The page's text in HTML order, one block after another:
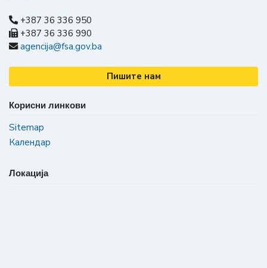
+387 36 336 950
+387 36 336 990
agencija@fsa.gov.ba
Пишите нам
Корисни линкови
Sitemap
Календар
Локација